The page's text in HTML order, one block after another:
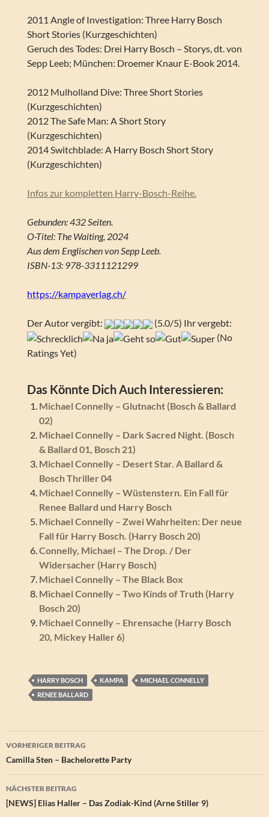
2011 Angle of Investigation: Three Harry Bosch
Short Stories (Kurzgeschichten)
Geruch des Todes: Drei Harry Bosch – Storys, dt. von
Sepp Leeb; München: Droemer Knaur E-Book 2014.
2012 Mulholland Dive: Three Short Stories
(Kurzgeschichten)
2012 The Safe Man: A Short Story
(Kurzgeschichten)
2014 Switchblade: A Harry Bosch Short Story
(Kurzgeschichten)
Infos zur kompletten Harry-Bosch-Reihe.
Gebunden: 432 Seiten.
O-Titel: The Waiting, 2024
Aus dem Englischen von Sepp Leeb.
ISBN-13: 978-3311121299
https://kampaverlag.ch/
Der Autor vergibt:
(5.0/5) Ihr vergebt:
(No
Ratings Yet)
Das Könnte Dich Auch Interessieren:
Michael Connelly – Glutnacht (Bosch & Ballard
02)
Michael Connelly – Dark Sacred Night. (Bosch
& Ballard 01, Bosch 21)
Michael Connelly – Desert Star. A Ballard &
Bosch Thriller 04
Michael Connelly – Wüstenstern. Ein Fall für
Renee Ballard und Harry Bosch
Michael Connelly – Zwei Wahrheiten: Der neue
Fall für Harry Bosch. (Harry Bosch 20)
Connelly, Michael – The Drop. / Der
Widersacher (Harry Bosch)
Michael Connelly – The Black Box
Michael Connelly – Two Kinds of Truth (Harry
Bosch 20)
Michael Connelly – Ehrensache (Harry Bosch
20, Mickey Haller 6)
HARRY BOSCH KAMPA
MICHAEL CONNELLY
RENEE BALLARD
Beitragsnavigation
VORHERIGER BEITRAG
Camilla Sten – Bachelorette Party
NÄCHSTER BEITRAG
[NEWS] Elias Haller – Das Zodiak-Kind (Arne Stiller 9)